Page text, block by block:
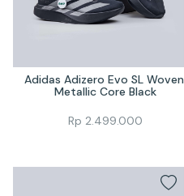
Adidas Adizero Evo SL Woven
Metallic Core Black
Rp 2.499.000